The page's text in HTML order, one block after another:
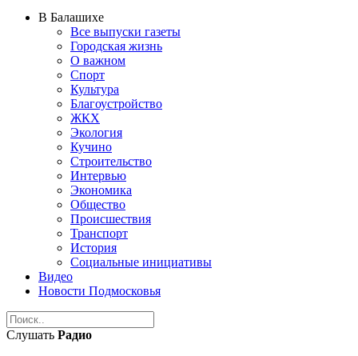
В Балашихе
Все выпуски газеты
Городская жизнь
О важном
Спорт
Культура
Благоустройство
ЖКХ
Экология
Кучино
Строительство
Интервью
Экономика
Общество
Происшествия
Транспорт
История
Социальные инициативы
Видео
Новости Подмосковья
Слушать Радио